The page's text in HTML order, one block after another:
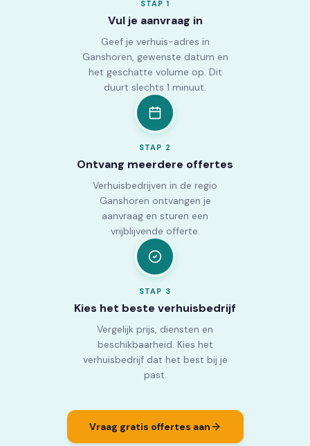
STAP1
Vul je aanvraag in
Geef je verhuis-adres in
Ganshoren, gewenste datum en
het geschatte volume op. Dit
duurt slechts 1 minuut.
STAP 2
Ontvang meerdere offertes
Verhuisbedrijven in de regio
Ganshoren ontvangen je
aanvraag en sturen een
vrijblijvende offerte.
STAP 3
Kies het beste verhuisbedrijf
Vergelijk prijs, diensten en
beschikbaarheid. Kies het
verhuisbedrijf dat het best bij je
past.
Vraag gratis offertes aan